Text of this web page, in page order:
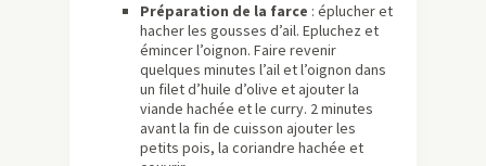
Préparation de la farce : éplucher et
hacher les gousses d’ail. Epluchez et
émincer l’oignon. Faire revenir
quelques minutes l’ail et l’oignon dans
un filet d’huile d’olive et ajouter la
viande hachée et le curry. 2 minutes
avant la fin de cuisson ajouter les
petits pois, la coriandre hachée et